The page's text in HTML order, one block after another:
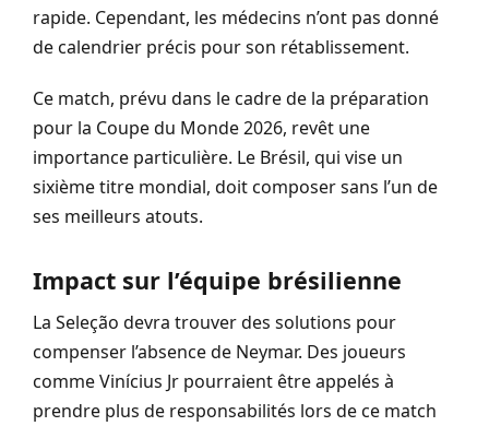
rapide. Cependant, les médecins n’ont pas donné
de calendrier précis pour son rétablissement.
Ce match, prévu dans le cadre de la préparation
pour la Coupe du Monde 2026, revêt une
importance particulière. Le Brésil, qui vise un
sixième titre mondial, doit composer sans l’un de
ses meilleurs atouts.
Impact sur l’équipe brésilienne
La Seleção devra trouver des solutions pour
compenser l’absence de Neymar. Des joueurs
comme Vinícius Jr pourraient être appelés à
prendre plus de responsabilités lors de ce match